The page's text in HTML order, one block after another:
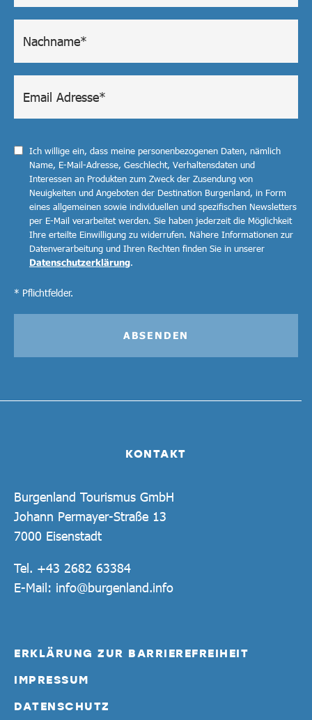
KONTAKT
Burgenland Tourismus GmbH
Johann Permayer-Straße 13
7000 Eisenstadt
Tel. +43 2682 63384
E-Mail: info@burgenland.info
ERKLÄRUNG ZUR BARRIEREFREIHEIT
IMPRESSUM
DATENSCHUTZ
Ich willige ein, dass meine personenbezogenen Daten, nämlich
Name, E-Mail-Adresse, Geschlecht, Verhaltensdaten und
Interessen an Produkten zum Zweck der Zusendung von
Neuigkeiten und Angeboten der Destination Burgenland, in Form
eines allgemeinen sowie individuellen und spezifischen Newsletters
per E-Mail verarbeitet werden. Sie haben jederzeit die Möglichkeit
Ihre erteilte Einwilligung zu widerrufen. Nähere Informationen zur
Datenverarbeitung und Ihren Rechten finden Sie in unserer
Datenschutzerklärung.
* Pflichtfelder.
ABSENDEN